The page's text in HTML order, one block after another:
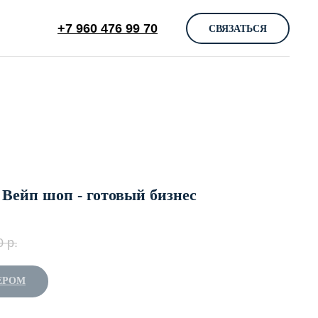
+7 960 476 99 70 СВЯЗАТЬСЯ
шоп - готовый бизнес
р.